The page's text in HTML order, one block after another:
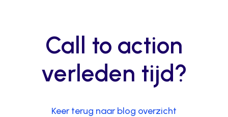
Call to action
verleden tijd?
Keer terug naar blog overzicht